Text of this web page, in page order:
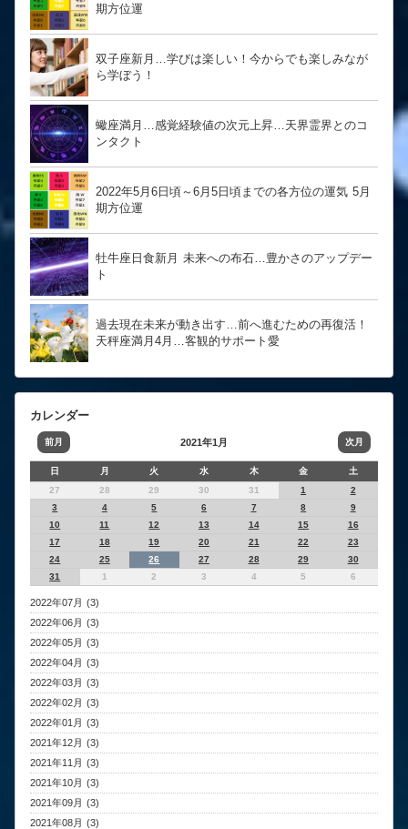
期方位運
双子座新月…学びは楽しい！今からでも楽しみなが
ら学ぼう！
蠍座満月…感覚経験値の次元上昇…天界霊界とのコ
ンタクト
2022年5月6日頃～6月5日頃までの各方位の運気 5月
期方位運
牡牛座日食新月 未来への布石…豊かさのアップデー
ト
過去現在未来が動き出す…前へ進むための再復活！
天秤座満月4月…客観的サポート愛
カレンダー
前月 2021年1月 次月
日 月 火 水 木 金
土
27
28 29 30 31 1
2
3
4 5 6 7 8
9
10
11 12 13 14 15
16
17
18 19 20 21 22
23
24
25 26 27 28 29
30
31
1 2 3 4 5 6
2022年07月 (3)
2022年06月 (3)
2022年05月 (3)
2022年04月 (3)
2022年03月 (3)
2022年02月 (3)
2022年01月 (3)
2021年12月 (3)
2021年11月 (3)
2021年10月 (3)
2021年09月 (3)
2021年08月 (3)